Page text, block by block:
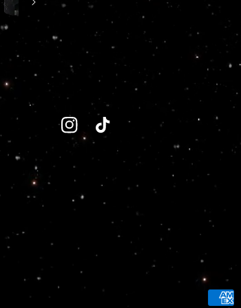
InstagramTikTok